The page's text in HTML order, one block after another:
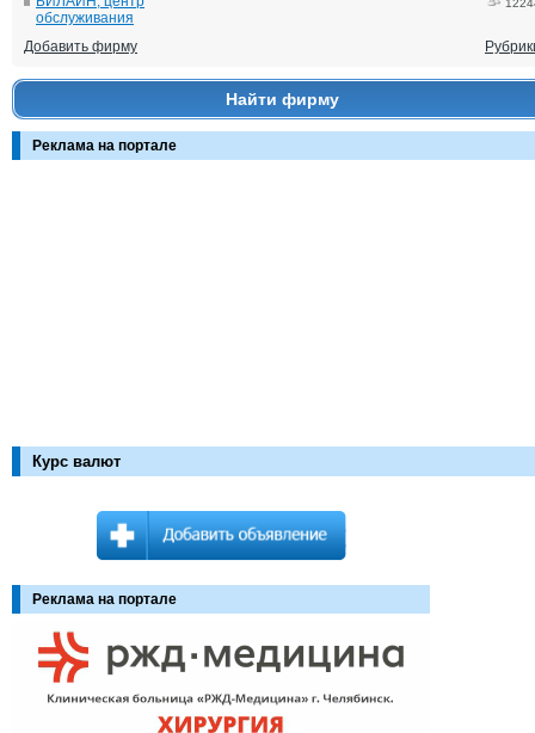
обслуживания
Добавить фирму
Найти фирму
Реклама на портале
Курс валют
Реклама на портале